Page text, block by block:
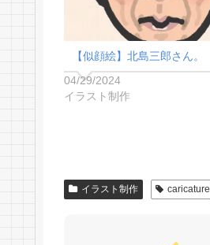
【似顔絵】北島三郎さん。
04/29/2024
イラスト制作
イラスト制作 caricature